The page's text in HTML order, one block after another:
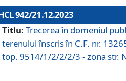
942/21.12.2023
Titlu: Trecerea în domeniul
terenului înscris în C.F. nr.
top. 9514/1/2/2/2/3 - zona str.